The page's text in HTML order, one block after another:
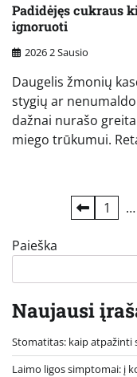
Padidėjęs cukraus
ignoruoti
2026 2 Sausio
Daugelis žmonių
stygių ar
dažnai nurašo
miego trūkumui.
puslapiavimas
1 …
Paieška
Naujausi
Stomatitas: kaip
Laimo ligos simptomai: į